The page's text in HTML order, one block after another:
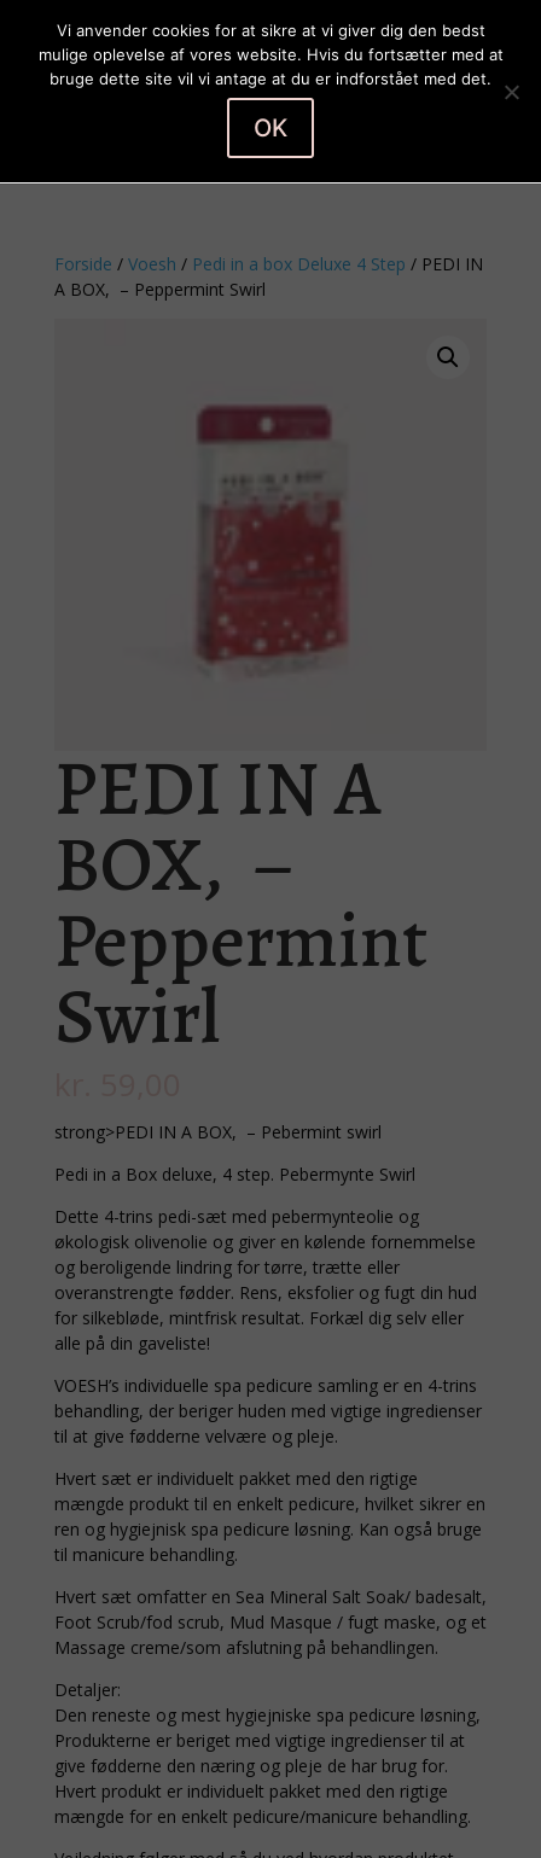
Forside / Voesh / Pedi in a box Deluxe 4 Step / PEDI IN
A BOX, – Peppermint Swirl
PEDI IN A
BOX, –
Peppermint
Swirl
strong>PEDI IN A BOX, – Pebermint swirl
Pedi in a Box deluxe, 4 step. Pebermynte Swirl
Dette 4-trins pedi-sæt med pebermynteolie og
økologisk olivenolie og giver en kølende fornemmelse
og beroligende lindring for tørre, trætte eller
overanstrengte fødder. Rens, eksfolier og fugt din hud
for silkebløde, mintfrisk resultat. Forkæl dig selv eller
alle på din gaveliste!
VOESH’s individuelle spa pedicure samling er en 4-trins
behandling, der beriger huden med vigtige ingredienser
til at give fødderne velvære og pleje.
Hvert sæt er individuelt pakket med den rigtige
mængde produkt til en enkelt pedicure, hvilket sikrer en
ren og hygiejnisk spa pedicure løsning. Kan også bruge
til manicure behandling.
Hvert sæt omfatter en Sea Mineral Salt Soak/ badesalt,
Foot Scrub/fod scrub, Mud Masque / fugt maske, og et
Massage creme/som afslutning på behandlingen.
Detaljer:
Den reneste og mest hygiejniske spa pedicure løsning,
Produkterne er beriget med vigtige ingredienser til at
give fødderne den næring og pleje de har brug for.
Hvert produkt er individuelt pakket med den rigtige
mængde for en enkelt pedicure/manicure behandling.
Vi anvender cookies for at sikre at vi giver dig den bedst
mulige oplevelse af vores website. Hvis du fortsætter med at
bruge dette site vil vi antage at du er indforstået med det.
OK